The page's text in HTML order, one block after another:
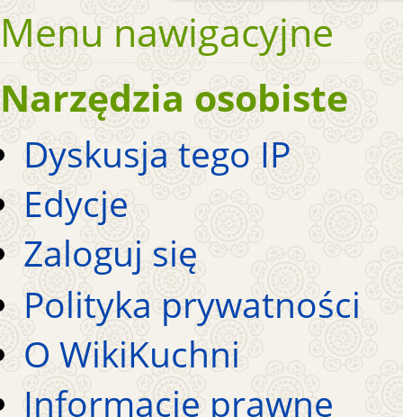
Menu nawigacyjne
Narzędzia osobiste
Dyskusja tego IP
Edycje
Zaloguj się
Polityka prywatności
O WikiKuchni
Informacje prawne